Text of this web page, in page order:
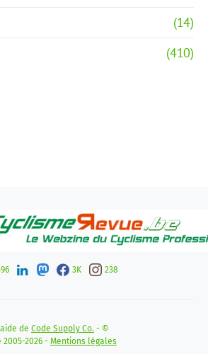
(14)
(410)
3K 238
de Code Supply Co. - ©
2005-2026 - Mentions légales